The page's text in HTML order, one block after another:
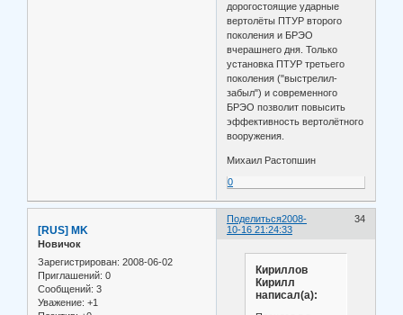
дорогостоящие ударные
вертолёты ПТУР второго
поколения и БРЭО
вчерашнего дня. Только
установка ПТУР третьего
поколения ("выстрелил-
забыл") и современного
БРЭО позволит повысить
эффективность вертолётного
вооружения.
Михаил Растопшин
0
Поделиться 34
2008-
10-16 21:24:33
[RUS] MK
Новичок
Зарегистрирован: 2008-06-02
Приглашений: 0
Сообщений: 3
Уважение: +1
Кириллов
Кирилл
написал(а):